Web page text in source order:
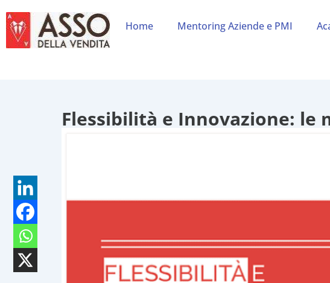
Home Mentoring Aziende e PMI
Flessibilità e Innovazione: